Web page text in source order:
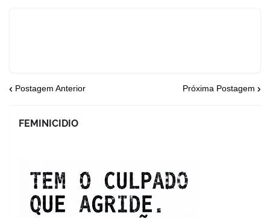
Postagem Anterior Próxima Postagem
FEMINICIDIO